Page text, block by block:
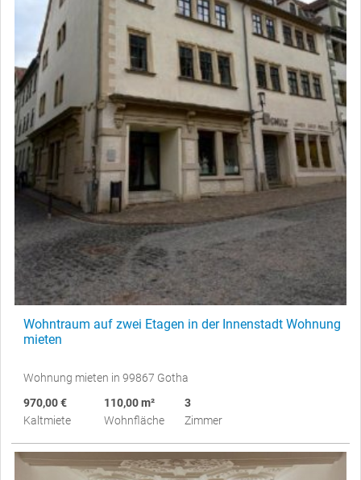
Wohntraum auf zwei Etagen in der Innenstadt Wohnung
mieten
Wohnung mieten in 99867 Gotha
970,00 €
Kaltmiete
110,00 m²
Wohnfläche
3
Zimmer